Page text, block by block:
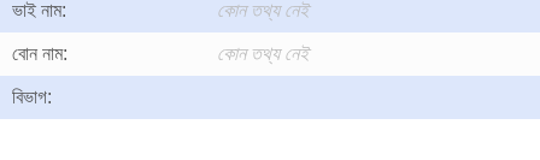
ভাই নাম: কোন তথ্য নেই
বোন নাম: কোন তথ্য নেই
বিভাগ: